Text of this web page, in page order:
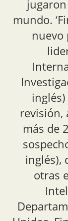
mundo.
nuevo
revisión,
más de
inglés),
otras